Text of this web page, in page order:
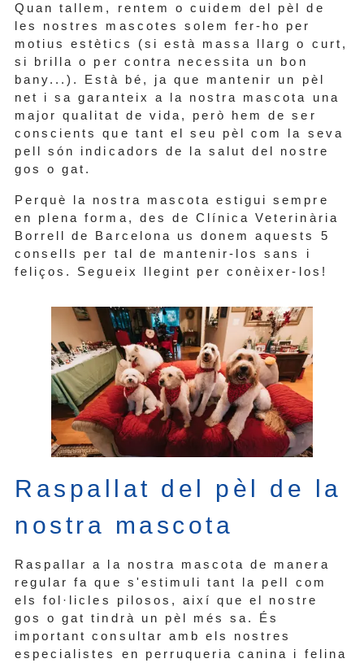
Quan tallem, rentem o cuidem del pèl de
les nostres mascotes solem fer-ho per
motius estètics (si està massa llarg o curt,
si brilla o per contra necessita un bon
bany...). Està bé, ja que mantenir un pèl
net i sa garanteix a la nostra mascota una
major qualitat de vida, però hem de ser
conscients que tant el seu pèl com la seva
pell són indicadors de la salut del nostre
gos o gat.
Perquè la nostra mascota estigui sempre
en plena forma, des de Clínica Veterinària
Borrell de Barcelona us donem aquests 5
consells per tal de mantenir-los sans i
feliços. Segueix llegint per conèixer-los!
Raspallat del pèl de la
nostra mascota
Raspallar a la nostra mascota de manera
regular fa que s'estimuli tant la pell com
els fol·licles pilosos, així que el nostre
gos o gat tindrà un pèl més sa. És
important consultar amb els nostres
especialistes en perruqueria canina i felina